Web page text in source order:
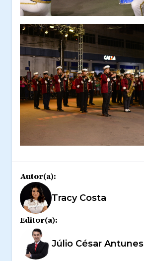
Autor(a):
Tracy Costa
Editor(a):
Júlio César Antunes